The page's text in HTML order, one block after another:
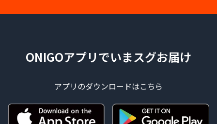
ONIGOアプリでいまスグお届け
アプリのダウンロードはこちら